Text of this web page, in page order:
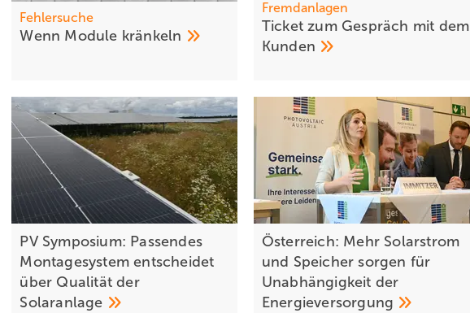
Fehlersuche
Wenn Module kränkeln
Fremdanlagen
T icket zum Gespräch mit dem
Kunden
PV Symposium: Passendes
Montagesystem entscheidet
über Qualität der
Solaranlage
Österreich: Mehr Solarstrom
und Speicher sorgen für
Unabhängigkeit der
Energieversorgung